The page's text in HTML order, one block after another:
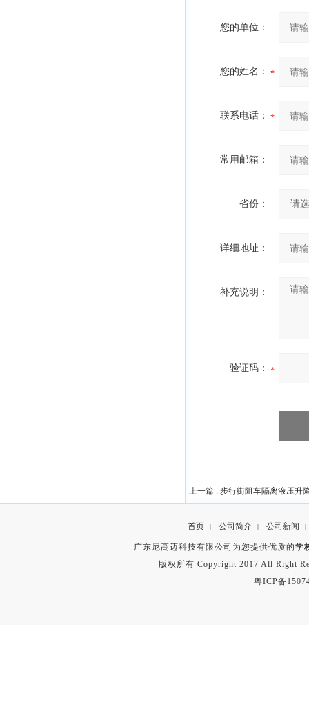
您的单位：
您的姓名：
联系电话：
常用邮箱：
省份：
详细地址：
补充说明：
验证码：
上一篇 : 步行街阻车隔离液压升
首页 | 公司简介 | 公司新闻 |
广东尼高迈科技有限公司为您提供优质的学
版权所有 Copyright 2017 All Right
粤ICP备